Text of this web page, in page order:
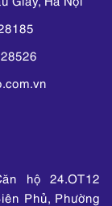
hộ 24.OT12
Phủ, Phường